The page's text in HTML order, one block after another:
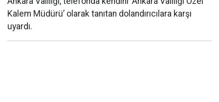
Kalem Müdürü’ olarak tanıtan dolandırıcılara karşı
uyardı.